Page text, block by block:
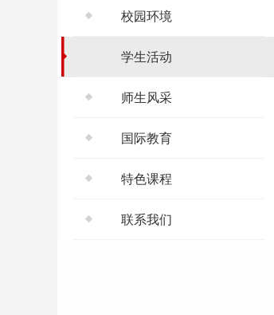
校园环境
学生活动
师生风采
国际教育
特色课程
联系我们